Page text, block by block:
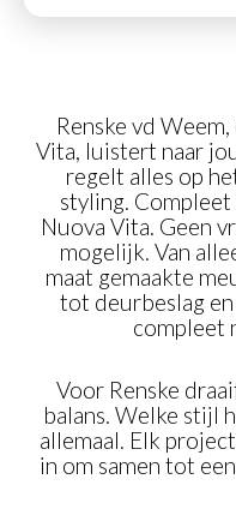
Renske vd
Vita, luistert naar
regelt alles op
styling. Compleet
Nuova Vita. Geen
mogelijk. Van
maat gemaakte
tot deurbeslag
compleet
Voor Renske
balans. Welke stijl
allemaal. Elk
in om samen tot